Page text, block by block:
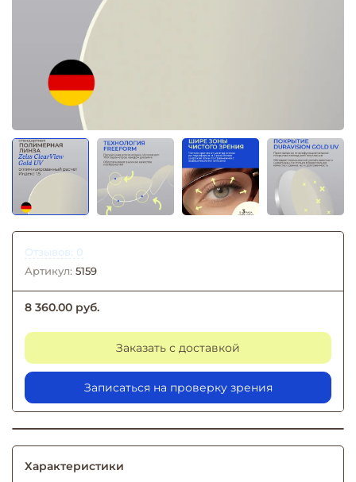
Отзывов: 0
Артикул: 5159
8 360.00 руб.
Заказать с доставкой
Записаться на проверку зрения
Характеристики